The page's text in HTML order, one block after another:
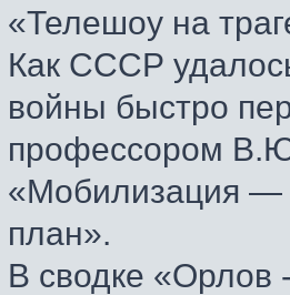
«Телешоу на
Как СССР
войны быстро
профессором
«Мобилизация —
план».
В сводке «Орлов